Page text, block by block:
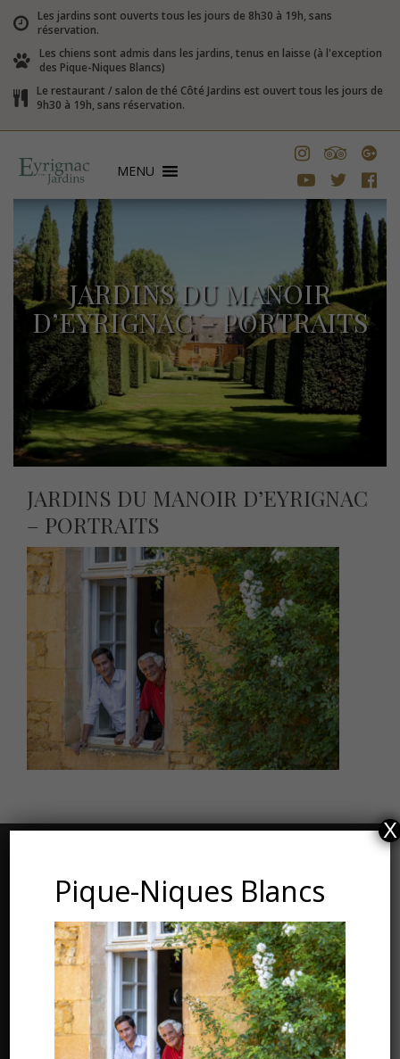
Les jardins sont ouverts tous les jours de 8h30 à 19h, sans
réservation.
Les chiens sont admis dans les jardins, tenus en laisse (à l'exception
des Pique-Niques Blancs)
Le restaurant / salon de thé Côté Jardins est ouvert tous les jours de
9h30 à 19h, sans réservation.
MENU
JARDINS DU MANOIR
D’EYRIGNAC – PORTRAITS
JARDINS DU MANOIR D’EYRIGNAC
– PORTRAITS
24590 Salignac-Eyvigues
Dordogne – Périgord
Téléphone : 05.53.28.99.71
Email : contact@eyrignac.com
Pique-Niques Blancs
X